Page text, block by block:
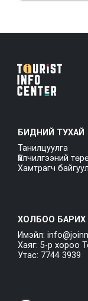
БИДНИЙ ТУХАЙ
Танилцуулга
Үйлчилгээний
Хамтрагч
ХОЛБОО БАРИХ
Имэйл:
Хаяг: 5-р хороо
Утас: 7744 3939